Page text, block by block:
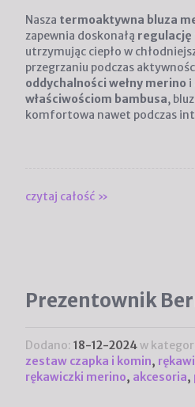
Nasza termoaktywna bluza
zapewnia doskonałą
utrzymując ciepło w
przegrzaniu podczas
oddychalności wełny merino i
właściwościom bambusa,
komfortowa nawet podczas
czytaj całość »
Prezentownik
Dodano: 18-12-2024w
zestaw czapka i komin,
rękawiczki merino, akcesoria,